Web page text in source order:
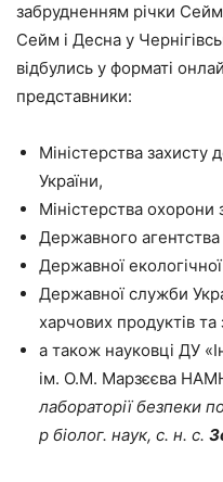
забрудненням річки
Сейм і Десна у
відбулись у форматі
представники:
Міністерства захисту
України,
Міністерства охорони
Державного агентства
Державної екологічної
Державної служби
харчових продуктів
а також науковці ДУ
ім. О.М. Марзєєва
лабораторії безпеки
р біолог. наук, с. н. с.